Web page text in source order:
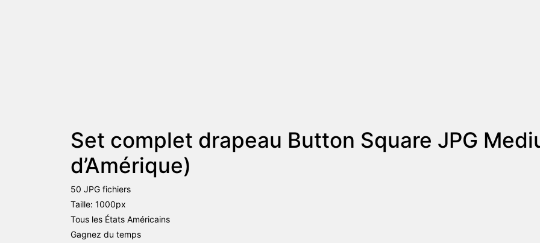
Set complet drapeau Button Square JPG
d’Amérique)
50 JPG fichiers
Taille: 1000px
Tous les États Américains
Gagnez du temps